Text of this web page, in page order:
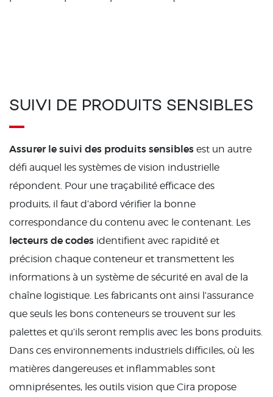
SUIVI DE PRODUITS SENSIBLES
Assurer le suivi des produits sensibles est un autre
défi auquel les systèmes de vision industrielle
répondent. Pour une traçabilité efficace des
produits, il faut d’abord vérifier la bonne
correspondance du contenu avec le contenant. Les
lecteurs de codes identifient avec rapidité et
précision chaque conteneur et transmettent les
informations à un système de sécurité en aval de la
chaîne logistique. Les fabricants ont ainsi l’assurance
que seuls les bons conteneurs se trouvent sur les
palettes et qu’ils seront remplis avec les bons produits.
Dans ces environnements industriels difficiles, où les
matières dangereuses et inflammables sont
omniprésentes, les outils vision que Cira propose